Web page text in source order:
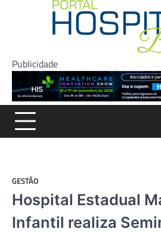
Publicidade
GESTÃO
Hospital Estadual
Infantil realiza